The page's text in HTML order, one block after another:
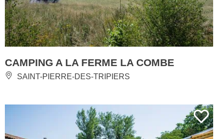
CAMPING A LA FERME LA COMBE
SAINT-PIERRE-DES-TRIPIERS